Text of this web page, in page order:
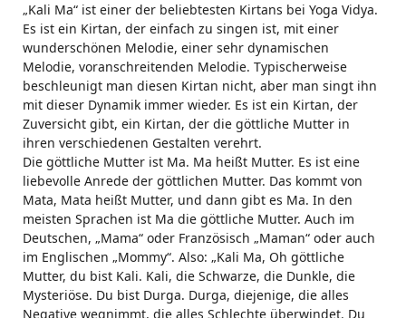
„Kali Ma“ ist einer der beliebtesten Kirtans bei Yoga Vidya.
Es ist ein Kirtan, der einfach zu singen ist, mit einer
wunderschönen Melodie, einer sehr dynamischen
Melodie, voranschreitenden Melodie. Typischerweise
beschleunigt man diesen Kirtan nicht, aber man singt ihn
mit dieser Dynamik immer wieder. Es ist ein Kirtan, der
Zuversicht gibt, ein Kirtan, der die göttliche Mutter in
ihren verschiedenen Gestalten verehrt.
Die göttliche Mutter ist Ma. Ma heißt Mutter. Es ist eine
liebevolle Anrede der göttlichen Mutter. Das kommt von
Mata, Mata heißt Mutter, und dann gibt es Ma. In den
meisten Sprachen ist Ma die göttliche Mutter. Auch im
Deutschen, „Mama“ oder Französisch „Maman“ oder auch
im Englischen „Mommy“. Also: „Kali Ma, Oh göttliche
Mutter, du bist Kali. Kali, die Schwarze, die Dunkle, die
Mysteriöse. Du bist Durga. Durga, diejenige, die alles
Negative wegnimmt, die alles Schlechte überwindet. Du